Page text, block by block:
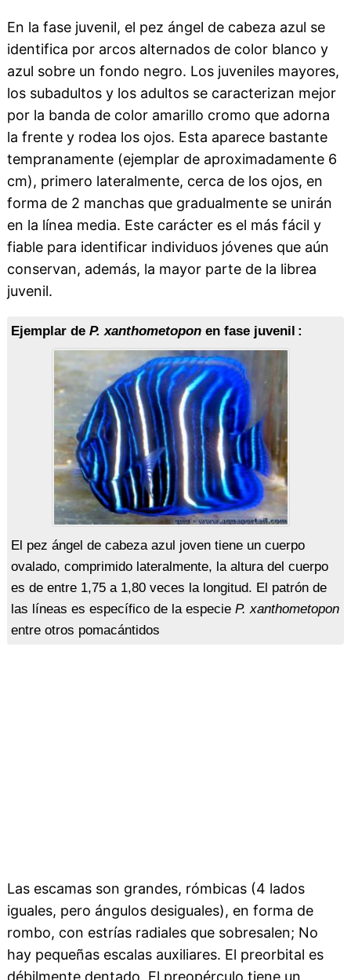
En la fase juvenil, el pez ángel de cabeza azul se
identifica por arcos alternados de color blanco y
azul sobre un fondo negro. Los juveniles mayores,
los subadultos y los adultos se caracterizan mejor
por la banda de color amarillo cromo que adorna
la frente y rodea los ojos. Esta aparece bastante
tempranamente (ejemplar de aproximadamente 6
cm), primero lateralmente, cerca de los ojos, en
forma de 2 manchas que gradualmente se unirán
en la línea media. Este carácter es el más fácil y
fiable para identificar individuos jóvenes que aún
conservan, además, la mayor parte de la librea
juvenil.
Ejemplar de P. xanthometoponen fase juvenil :
El pez ángel de cabeza azul joven tiene un cuerpo
ovalado, comprimido lateralmente, la altura del cuerpo
es de entre 1,75 a 1,80 veces la longitud. El patrón de
las líneas es específico de la especie P. xanthometopon
entre otros pomacántidos
Las escamas son grandes, rómbicas (4 lados
iguales, pero ángulos desiguales), en forma de
rombo, con estrías radiales que sobresalen; No
hay pequeñas escalas auxiliares. El preorbital es
débilmente dentado. El preopérculo tiene un